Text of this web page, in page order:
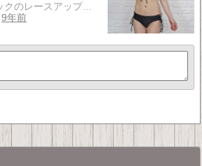
クのレースアップ…
9年前